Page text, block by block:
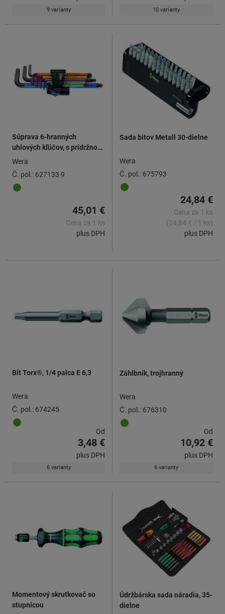
9 varianty 10 varianty
Súprava 6-hranných
uhlových kľúčov, s prídržnou
guľôčkou Viacfarebné
Plus, Počet skrutkovačov: 9
Wera
Č. pol.: 627133 9
45,01 €
Cena za 1 ks
plus DPH
Sada bitov Metall 30-dielne
Wera
Č. pol.: 675793
24,84 €
Cena za 1 ks
(24,84 € / 1 ks)
plus DPH
Bit Torx®, 1/4 palca E 6,3
Wera
Č. pol.: 674245
Od
3,48 €
plus DPH
6 varianty
Záhlbník, trojhranný
Wera
Č. pol.: 676310
Od
10,92 €
plus DPH
6 varianty
Momentový skrutkovač so
stupnicou
Údržbárska sada náradia, 35-
dielne